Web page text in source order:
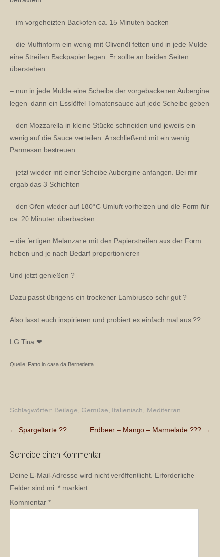
– im vorgeheizten Backofen ca. 15 Minuten backen
– die Muffinform ein wenig mit Olivenöl fetten und in jede Mulde
eine Streifen Backpapier legen. Er sollte an beiden Seiten
überstehen
– nun in jede Mulde eine Scheibe der vorgebackenen Aubergine
legen, dann ein Esslöffel Tomatensauce auf jede Scheibe geben
– den Mozzarella in kleine Stücke schneiden und jeweils ein
wenig auf die Sauce verteilen. Anschließend mit ein wenig
Parmesan bestreuen
– jetzt wieder mit einer Scheibe Aubergine anfangen. Bei mir
ergab das 3 Schichten
– den Ofen wieder auf 180°C Umluft vorheizen und die Form für
ca. 20 Minuten überbacken
– die fertigen Melanzane mit den Papierstreifen aus der Form
heben und je nach Bedarf proportionieren
Und jetzt genießen ?
Dazu passt übrigens ein trockener Lambrusco sehr gut ?
Also lasst euch inspirieren und probiert es einfach mal aus ??
LG Tina ❤
Quelle: Fatto in casa da Bernedetta
Schlagwörter: Beilage Gemüse Italienisch Mediterran
Post
← Spargeltarte ?? Erdbeer – Mango – Marmelade ??? →
Schreibe einen Kommentar
Deine E-Mail-Adresse wird nicht veröffentlicht. Erforderliche
Felder sind mit * markiert
Kommentar *